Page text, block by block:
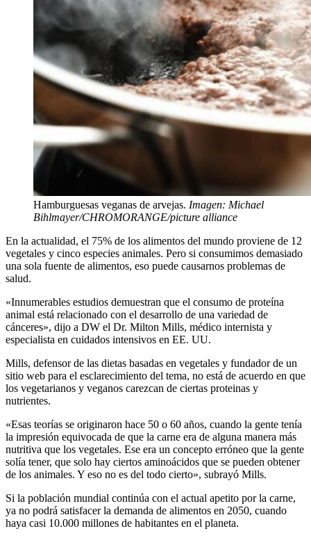
Hamburguesas veganas de arvejas. Imagen: Michael
Bihlmayer/CHROMORANGE/picture alliance
En la actualidad, el 75% de los alimentos del mundo proviene de 12
vegetales y cinco especies animales. Pero si consumimos demasiado
una sola fuente de alimentos, eso puede causarnos problemas de
salud.
«Innumerables estudios demuestran que el consumo de proteína
animal está relacionado con el desarrollo de una variedad de
cánceres», dijo a DW el Dr. Milton Mills, médico internista y
especialista en cuidados intensivos en EE. UU.
Mills, defensor de las dietas basadas en vegetales y fundador de un
sitio web para el esclarecimiento del tema, no está de acuerdo en que
los vegetarianos y veganos carezcan de ciertas proteinas y
nutrientes.
«Esas teorías se originaron hace 50 o 60 años, cuando la gente tenía
la impresión equivocada de que la carne era de alguna manera más
nutritiva que los vegetales. Ese era un concepto erróneo que la gente
solía tener, que solo hay ciertos aminoácidos que se pueden obtener
de los animales. Y eso no es del todo cierto», subrayó Mills.
Si la población mundial continúa con el actual apetito por la carne,
ya no podrá satisfacer la demanda de alimentos en 2050, cuando
haya casi 10.000 millones de habitantes en el planeta.